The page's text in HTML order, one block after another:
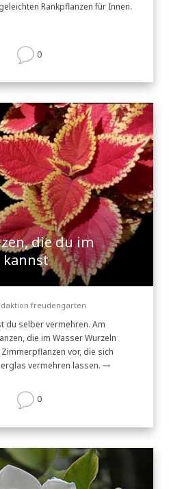
Rankpflanzen für Innen.
0
die du im
kannst
freudengarten
du selber vermehren. Am
die im Wasser Wurzeln
vor, die sich
vermehren lassen.
0